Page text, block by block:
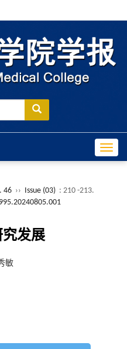
46 ›› Issue (03) : 210 -213.
究发展
敏